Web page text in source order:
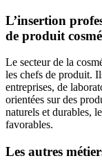
L’insertion
de produit
Le secteur de la
les chefs de produit.
entreprises, de
orientées sur des
naturels et durables,
favorables.
Les autres